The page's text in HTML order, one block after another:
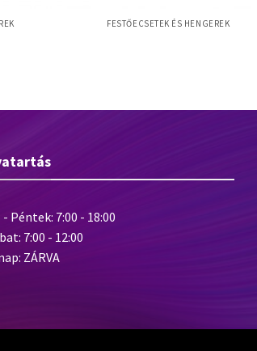
FESTŐECSETEK ÉS HENGEREK
Péntek: 7:00 - 18:00
7:00 - 12:00
ZÁRVA